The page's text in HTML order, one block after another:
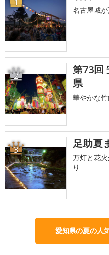
1
名古屋城
2
第73回
県
華やかな
3 足助夏
万灯と花
り
愛知県の夏の人